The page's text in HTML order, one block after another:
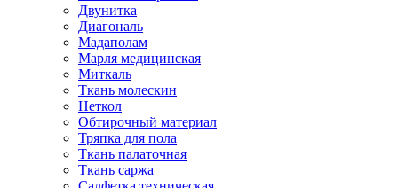
Двунитка
Диагональ
Мадаполам
Марля медицинская
Миткаль
Ткань молескин
Неткол
Обтирочный материал
Тряпка для пола
Ткань палаточная
Ткань саржа